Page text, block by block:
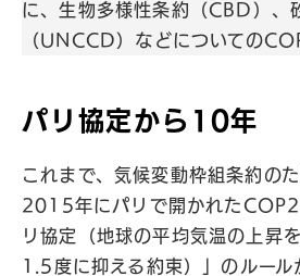
に、生物多様性条約（CBD）、
（UNCCD）などについての
パリ協定から10年
これまで、気候変動枠組条約の
2015年にパリで開かれた
リ協定（地球の平均気温の上昇
1.5度に抑える約束）」のルール